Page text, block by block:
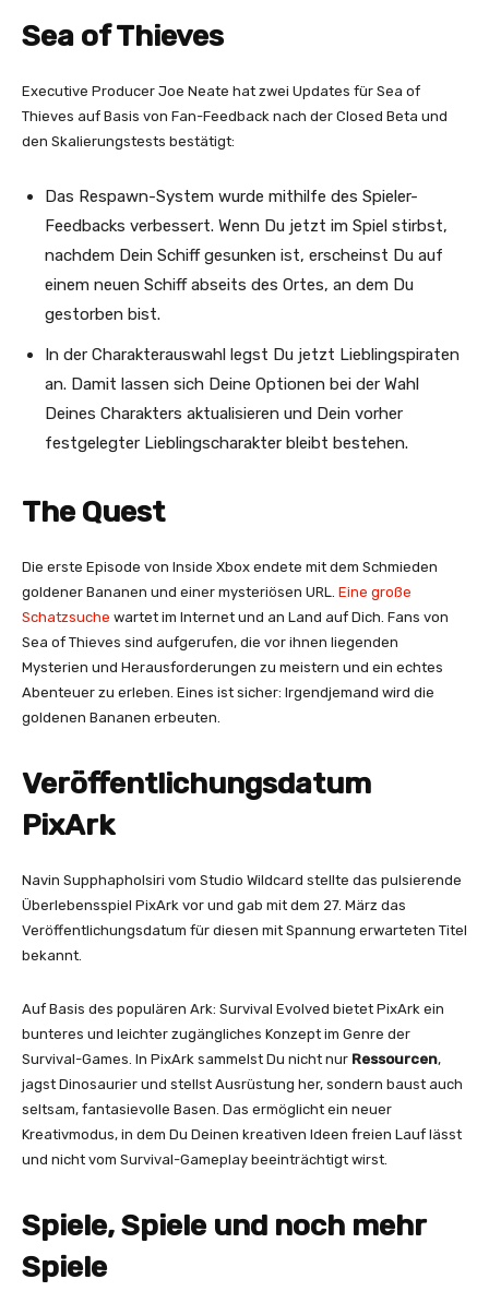
Sea of Thieves
Executive Producer Joe Neate hat zwei Updates für Sea of
Thieves auf Basis von Fan-Feedback nach der Closed Beta und
den Skalierungstests bestätigt:
Das Respawn-System wurde mithilfe des Spieler-
Feedbacks verbessert. Wenn Du jetzt im Spiel stirbst,
nachdem Dein Schiff gesunken ist, erscheinst Du auf
einem neuen Schiff abseits des Ortes, an dem Du
gestorben bist.
In der Charakterauswahl legst Du jetzt Lieblingspiraten
an. Damit lassen sich Deine Optionen bei der Wahl
Deines Charakters aktualisieren und Dein vorher
festgelegter Lieblingscharakter bleibt bestehen.
The Quest
Die erste Episode von Inside Xbox endete mit dem Schmieden
goldener Bananen und einer mysteriösen URL. Eine große
Schatzsuche wartet im Internet und an Land auf Dich. Fans von
Sea of Thieves sind aufgerufen, die vor ihnen liegenden
Mysterien und Herausforderungen zu meistern und ein echtes
Abenteuer zu erleben. Eines ist sicher: Irgendjemand wird die
goldenen Bananen erbeuten.
Veröffentlichungsdatum
PixArk
Navin Supphapholsiri vom Studio Wildcard stellte das pulsierende
Überlebensspiel PixArk vor und gab mit dem 27. März das
Veröffentlichungsdatum für diesen mit Spannung erwarteten Titel
bekannt.
Auf Basis des populären Ark: Survival Evolved bietet PixArk ein
bunteres und leichter zugängliches Konzept im Genre der
Survival-Games. In PixArk sammelst Du nicht nur Ressourcen,
jagst Dinosaurier und stellst Ausrüstung her, sondern baust auch
seltsam, fantasievolle Basen. Das ermöglicht ein neuer
Kreativmodus, in dem Du Deinen kreativen Ideen freien Lauf lässt
und nicht vom Survival-Gameplay beeinträchtigt wirst.
Spiele, Spiele und noch mehr
Spiele